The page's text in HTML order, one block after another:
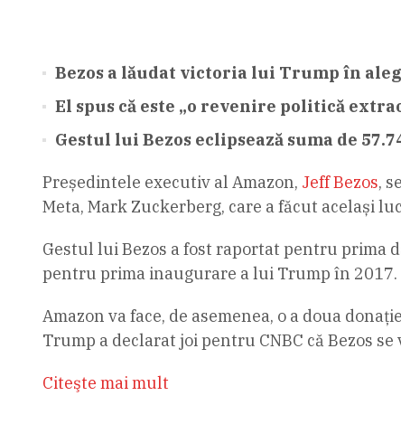
Bezos a lăudat victoria lui Trump în
El spus că este „o revenire politică
Gestul lui Bezos eclipsează suma de
Președintele executiv al Amazon, Jeff Bezos,
Meta, Mark Zuckerberg, care a făcut același
Gestul lui Bezos a fost raportat pentru prima
pentru prima inaugurare a lui Trump în 2017.
Amazon va face, de asemenea, o a doua
Trump a declarat joi pentru CNBC că Bezos
Citeşte mai mult